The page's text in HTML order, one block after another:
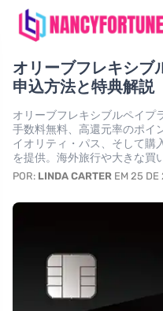
オリーブフレキシブ
申込方法と特典解説
オリーブフレキシブルペイプ
手数料無料、高還元率のポイ
イオリティ・パス、そして購
を提供。海外旅行や大きな買
POR: LINDA CARTER EM 25